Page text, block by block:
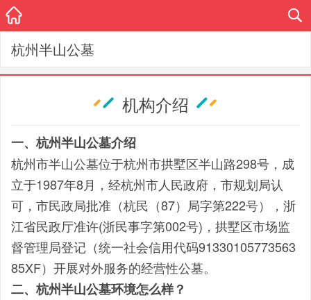
杭州半山公墓
机构介绍
一、杭州半山公墓介绍
杭州市半山公墓位于杭州市拱墅区半山路298号，成
立于1987年8月，经杭州市人民政府，市规划局认
可，市民政局批准（杭民（87）局字第222号），浙
江省民政厅准许(浙民事字第002号)，拱墅区市场监
督管理局登记（统一社会信用代码91330105773563
85XF）开展对外服务的经营性公墓。
二、杭州半山公墓环境怎么样？